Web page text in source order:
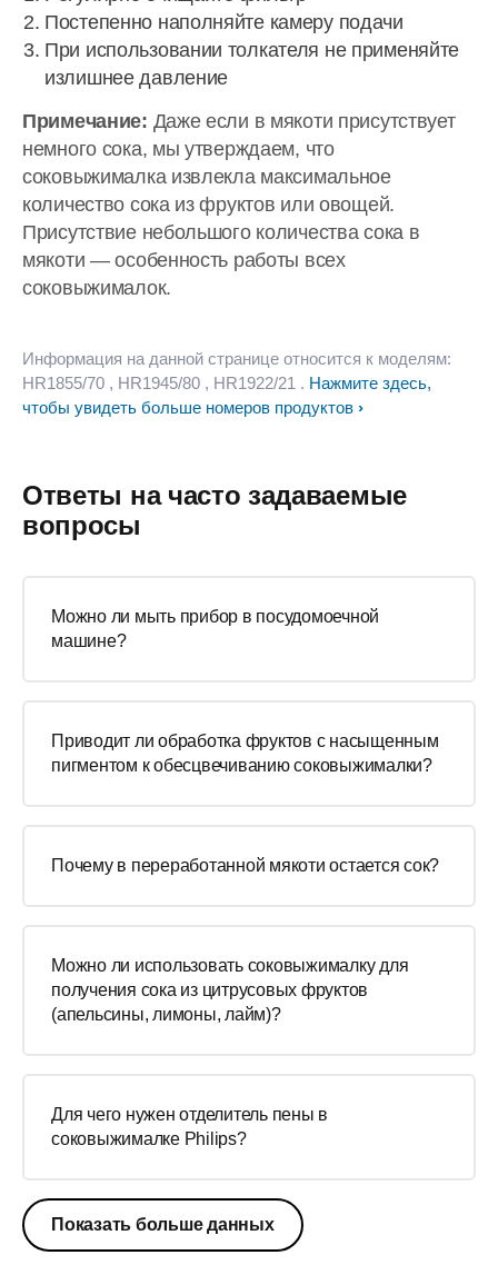
Постепенно наполняйте камеру подачи
При использовании толкателя не применяйте
излишнее давление
Примечание: Даже если в мякоти присутствует
немного сока, мы утверждаем, что
соковыжималка извлекла максимальное
количество сока из фруктов или овощей.
Присутствие небольшого количества сока в
мякоти — особенность работы всех
соковыжималок.
Информация на данной странице относится к моделям:
HR1855/70 , HR1945/80 , HR1922/21 . Нажмите здесь,
чтобы увидеть больше номеров продуктов
Ответы на часто задаваемые
вопросы
Можно ли мыть прибор в посудомоечной
машине?
Приводит ли обработка фруктов с насыщенным
пигментом к обесцвечиванию соковыжималки?
Почему в переработанной мякоти остается сок?
Можно ли использовать соковыжималку для
получения сока из цитрусовых фруктов
(апельсины, лимоны, лайм)?
Для чего нужен отделитель пены в
соковыжималке Philips?
Показать больше данных